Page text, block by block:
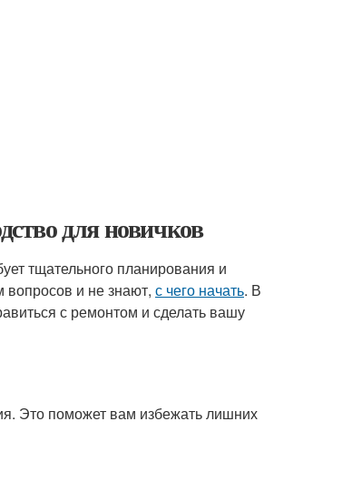
для новичков
тщательного планирования и
вопросов и не знают, с чего начать. В
с ремонтом и сделать вашу
Это поможет вам избежать лишних